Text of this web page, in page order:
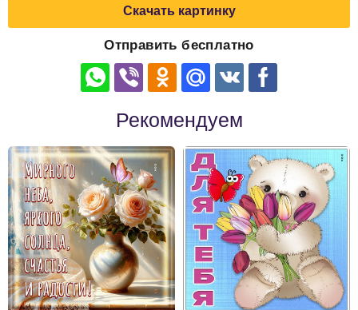
Скачать картинку
Отправить бесплатно
Рекомендуем